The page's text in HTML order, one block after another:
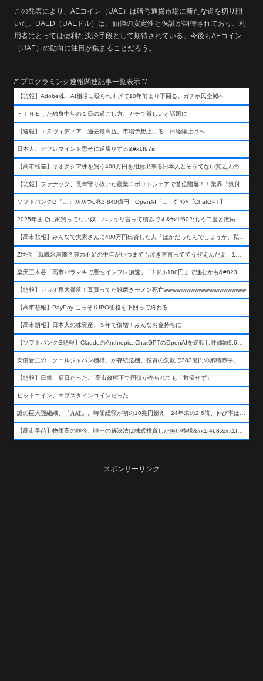
この発表により、AEコイン（UAE）は暗号通貨市場に新たな道を切り開
いた。UAED（UAEドル）は、価値の安定性と保証が期待されており、利
用者にとっては便利な決済手段として期待されている。今後もAEコイン
（UAE）の動向に注目が集まることだろう。
/* プログラミング速報関連記事一覧表示 */
【悲報】Adobe株、AI相場に殴られすぎて10年前より下回る。ガチホ民全滅へ
ＦＩＲＥした独身中年の１日の過ごし方、ガチで厳しいと話題に
【速報】エヌヴィディア、過去最高益。市場予想上回る 日経爆上げへ
日本人、デフレマインド思考に逆戻りする&#x1f97a;
ソフトバンクG「…」ﾌﾙﾌﾙつ6兆3,840億円 OpenAI「…」ｸﾞﾜｼｬ【ChatGPT】
【悲報】カカオ豆大暴落！豆買ってた靴磨きモメン死亡wwwwwwwwwwwwwwwwwwww
【高市悲報】PayPay こっそりIPO価格を下回って終わる
【高市朗報】日本人の株資産、５年で倍増！みんなお金持ちに
【悲報】日銀、反日だった。 高市政権下で国債が売られても「救済せず」
ビットコイン、エプスタインコインだった……
スポンサーリンク